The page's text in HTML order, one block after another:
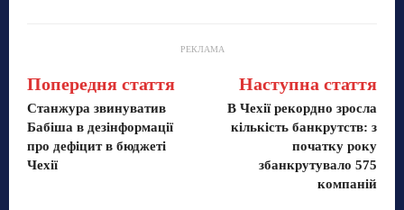
РЕКЛАМА
Попередня стаття
Станжура звинуватив
Бабіша в дезінформації
про дефіцит в бюджеті
Чехії
Наступна стаття
В Чехії рекордно зросла
кількість банкрутств: з
початку року
збанкрутувало 575
компаній